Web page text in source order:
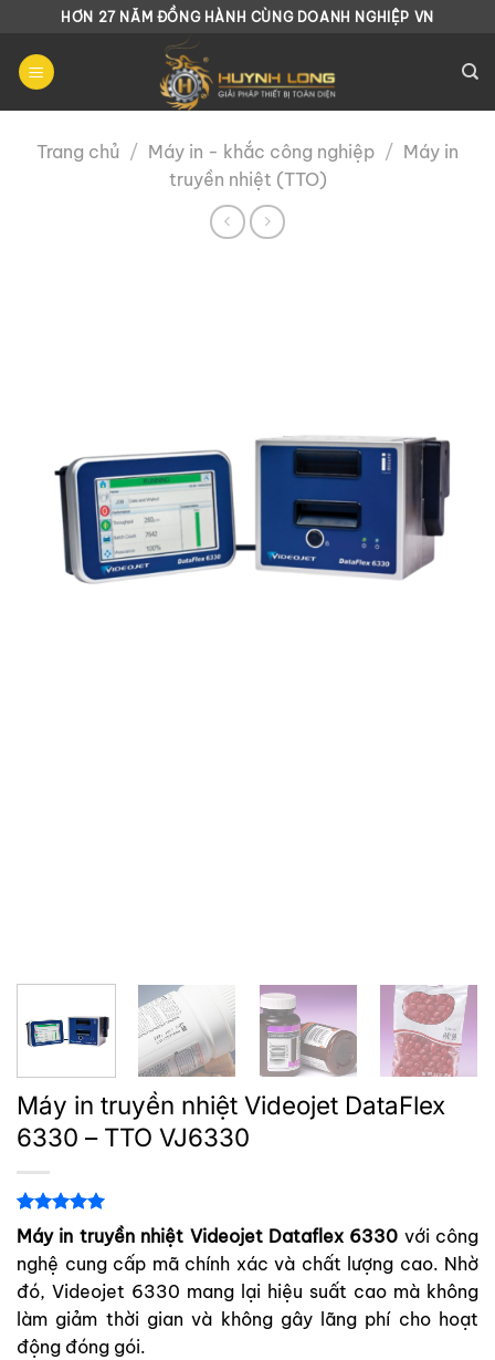
Chuyển
nội
dung
HƠN 27 NĂM ĐỒNG HÀNH CÙNG DOANH NGHIỆP VN
Trang chủ / Máy in - khắc công nghiệp / Máy in
truyền nhiệt (TTO)
Máy in truyền nhiệt Videojet DataFlex
6330 – TTO VJ6330
5.00
trên 5
dựa trên
1
đánh giá
Máy in truyền nhiệt Videojet Dataflex 6330 với công
nghệ cung cấp mã chính xác và chất lượng cao. Nhờ
đó, Videojet 6330 mang lại hiệu suất cao mà không
làm giảm thời gian và không gây lãng phí cho hoạt
động đóng gói.